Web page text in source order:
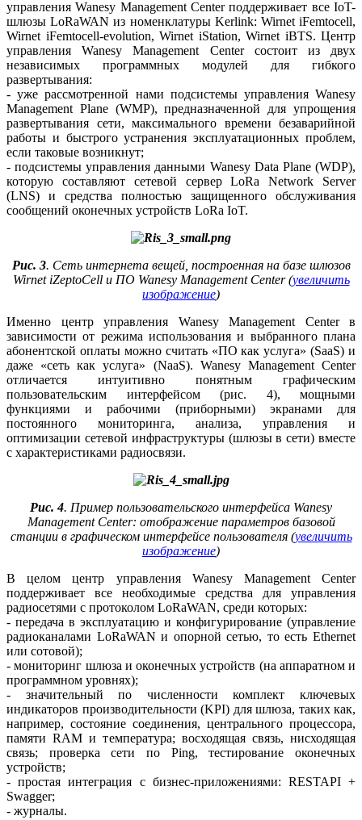
управления Wanesy Ma­na­ge­ment Center поддерживает все IoT-
шлюзы LoRaWAN из номенклатуры Kerlink: Wirnet iFemtoсell,
Wirnet iFemtoсell-evolution, Wirnet iStation, Wirnet iBTS. Центр
управления Wanesy Ma­na­ge­ment Center состоит из двух
независимых программных модулей для гибкого
развертывания:
- уже рассмотренной нами подсистемы управления Wanesy
Ma­na­ge­ment Plane (WMP), предназначенной для упрощения
развертывания се­ти, максимального времени безаварийной
работы и быстрого устранения эксплуатационных проблем,
если таковые возникнут;
- подсистемы управления данными Wanesy Data Plane (WDP),
которую составляют сетевой сервер LoRa Network Server
(LNS) и средства полностью защищенного обслуживания
сообщений оконечных устройств LoRa IoT.
Рис. 3. Сеть интернета вещей, построенная на базе шлюзов
Wirnet iZeptoCell и ПО Wanesy Management Center (увеличить
изображение)
Именно центр управления Wanesy Management Center в
зависимости от режима использования и выбранного плана
абонентской оплаты можно считать «ПО как услуга» (SaaS) и
да­же «сеть как услуга» (NaaS). Wanesy Ma­na­ge­ment Center
отличается интуитивно понятным графическим
пользовательским интерфейсом (рис. 4), мощными
функциями и рабочими (приборными) экранами для
постоянного мониторинга, анализа, управления и
оптимизации сетевой инфраструктуры (шлюзы в се­ти) вместе
с характеристиками радиосвязи.
Рис. 4. Пример пользовательского интерфейса Wanesy
Management Center: отображение параметров базовой
станции в графическом интерфейсе пользователя (увеличить
изображение)
В целом центр управления Wanesy Management Center
поддерживает все необходимые средства для управления
радиосетями с протоколом LoRaWAN, среди которых:
- передача в эксплуатацию и конфигурирование (управление
радиоканалами LoRaWAN и опорной сетью, то есть Ethernet
или сотовой);
- мониторинг шлюза и оконечных устройств (на аппаратном и
программном уровнях);
- значительный по численности комплект ключевых
индикаторов производительности (KPI) для шлюза, таких как,
например, состояние соединения, центрального процессора,
памяти RAM и температура; восходящая связь, нисходящая
связь; проверка се­ти по Ping, тестирование оконечных
устройств;
- простая интеграция с бизнес-приложениями: RESTAPI +
Swagger;
- журналы.